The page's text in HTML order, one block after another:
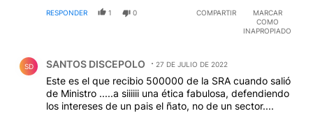
RESPONDER 1 0 COMPARTIR
MARCAR
COMO
INAPROPIADO
SD SANTOS DISCEPOLO 27 DE JULIO DE 2022
Este es el que recibio 500000 de la SRA cuando salió
de Ministro .....a siiiiii una ética fabulosa, defendiendo
los intereses de un pais el ñato, no de un sector....